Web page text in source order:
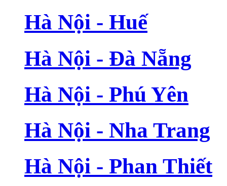
Hà Nội - Huế
Hà Nội - Đà Nẵng
Hà Nội - Phú Yên
Hà Nội - Nha Trang
Hà Nội - Phan Thiết